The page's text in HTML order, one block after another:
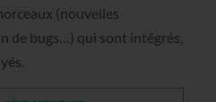
(nouvelles
de bugs…) qui sont intégrés,